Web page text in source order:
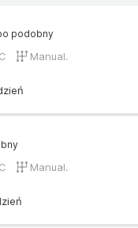
podobny
Manual.
Manual.